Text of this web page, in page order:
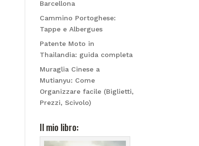
Barcellona
Cammino Portoghese:
Tappe e Albergues
Patente Moto in
Thailandia: guida completa
Muraglia Cinese a
Mutianyu: Come
Organizzare facile (Biglietti,
Prezzi, Scivolo)
Il mio libro: